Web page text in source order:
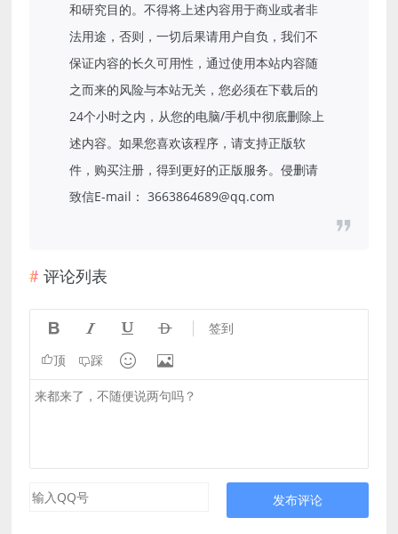
和研究目的。不得将上述内容用于商业或者非
法用途，否则，一切后果请用户自负，我们不
保证内容的长久可用性，通过使用本站内容随
之而来的风险与本站无关，您必须在下载后的
24个小时之内，从您的电脑/手机中彻底删除上
述内容。如果您喜欢该程序，请支持正版软
件，购买注册，得到更好的正版服务。侵删请
致信E-mail： 3663864689@qq.com
评论列表
    签到
顶 踩  
发布评论